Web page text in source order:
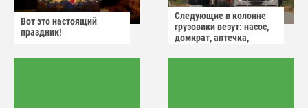
Вот это настоящий
праздник!
Следующие в колонне
грузовики везут: насос,
домкрат, аптечка,